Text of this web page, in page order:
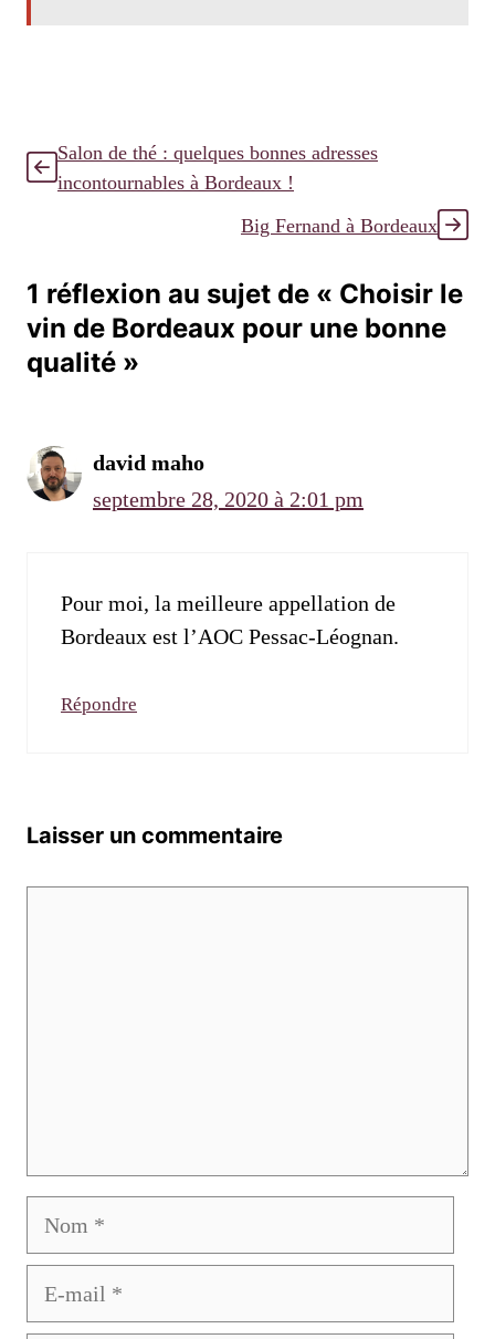
Salon de thé : quelques bonnes adresses
incontournables à Bordeaux !
Big Fernand à Bordeaux
1 réflexion au sujet de « Choisir le
vin de Bordeaux pour une bonne
qualité »
david maho
septembre 28, 2020 à 2:01 pm
Pour moi, la meilleure appellation de
Bordeaux est l’AOC Pessac-Léognan.
Répondre
Laisser un commentaire